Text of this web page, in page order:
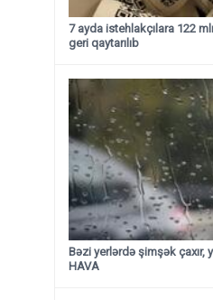
7 ayda istehlakçılara 122
geri qaytarılıb
Bəzi yerlərdə şimşək çaxır,
HAVA